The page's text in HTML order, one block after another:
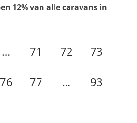
12% van alle caravans in
… 71 72 73
76 77 … 93